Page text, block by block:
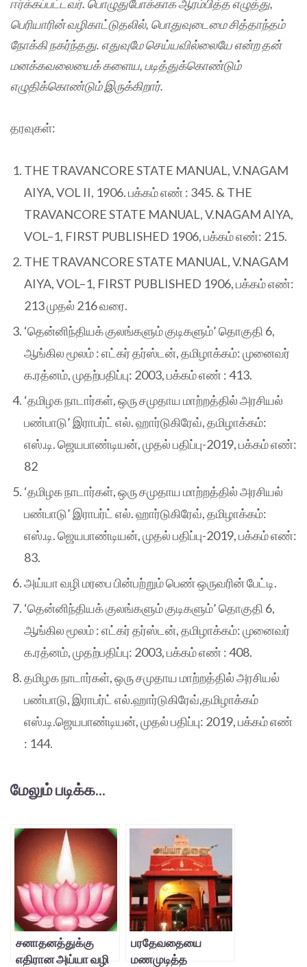
ஈர்க்கப்பட்டவர். பொழுதுபோக்காக ஆரம்பித்த எழுத்து,
பெரியாரின் வழிகாட்டுதலில், பொதுவுடைமை சித்தாந்தம்
நோக்கி நகர்ந்தது. எதுவுமே செய்யவில்லையே என்ற தன்
மனக்கவலையைக் களைய, படித்துக்கொண்டும்
எழுதிக்கொண்டும் இருக்கிறார்.
தரவுகள்:
THE TRAVANCORE STATE MANUAL, V.NAGAM
AIYA, VOL II, 1906. பக்கம் எண் : 345. & THE
TRAVANCORE STATE MANUAL, V.NAGAM AIYA,
VOL–1, FIRST PUBLISHED 1906, பக்கம் எண்: 215.
THE TRAVANCORE STATE MANUAL, V.NAGAM
AIYA, VOL–1, FIRST PUBLISHED 1906, பக்கம் எண்:
213 முதல் 216 வரை.
‘தென்னிந்தியக் குலங்களும் குடிகளும்’ தொகுதி 6,
ஆங்கில மூலம் : எட்கர் தர்ஸ்டன், தமிழாக்கம்: முனைவர்
க.ரத்னம், முதற்பதிப்பு: 2003, பக்கம் எண் : 413.
‘தமிழக நாடார்கள், ஒரு சமுதாய மாற்றத்தில் அரசியல்
பண்பாடு’ இராபர்ட் எல். ஹார்டுகிரேவ், தமிழாக்கம்:
எஸ்.டி. ஜெயபாண்டியன், முதல் பதிப்பு-2019, பக்கம் எண்:
82
‘தமிழக நாடார்கள், ஒரு சமுதாய மாற்றத்தில் அரசியல்
பண்பாடு’ இராபர்ட் எல். ஹார்டுகிரேவ், தமிழாக்கம்:
எஸ்.டி. ஜெயபாண்டியன், முதல் பதிப்பு-2019, பக்கம் எண்:
83.
அய்யா வழி மரபை பின்பற்றும் பெண் ஒருவரின் பேட்டி.
‘தென்னிந்தியக் குலங்களும் குடிகளும்’ தொகுதி 6,
ஆங்கில மூலம் : எட்கர் தர்ஸ்டன், தமிழாக்கம்: முனைவர்
க.ரத்னம், முதற்பதிப்பு: 2003, பக்கம் எண் : 408.
தமிழக நாடார்கள், ஒரு சமுதாய மாற்றத்தில் அரசியல்
பண்பாடு, இராபர்ட் எல்.ஹார்டுகிரேவ்,தமிழாக்கம்
எஸ்.டி.ஜெயபாண்டியன், முதல் பதிப்பு: 2019, பக்கம் எண்
: 144.
மேலும் படிக்க...
சனாதனத்துக்கு
எதிரான அய்யா வழி
பரதேவதையை
மணமுடித்த